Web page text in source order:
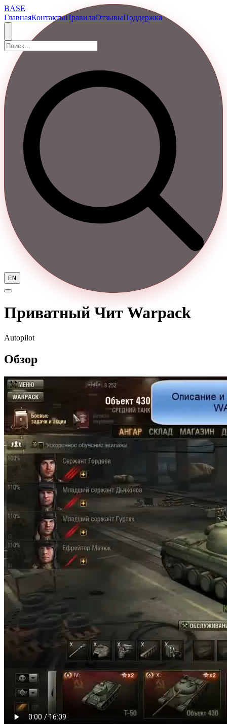
BASE
ГлавнаяКонтактыПравилаОтзывыПоддержка
EN
Приватный Чит Warpack
Autopilot
Обзор